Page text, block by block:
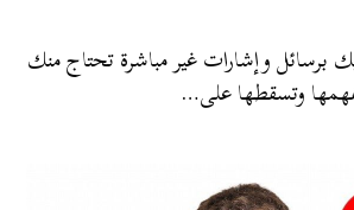
برسائل وإشارات غير مباشرة تحتاج منك
وتسقطها على…